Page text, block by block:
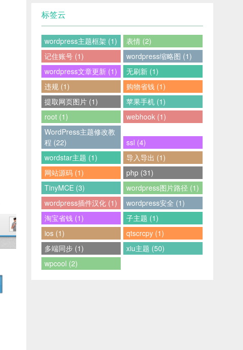
标签云
wordpress主题框架 (1)
表情 (2)
记住账号 (1)
wordpress缩略图 (1)
wordpress文章更新 (1)
无刷新 (1)
违规 (1)
购物省钱 (1)
提取网页图片 (1)
苹果手机 (1)
root (1)
webhook (1)
WordPress主题修改教
程 (22)
ssl (4)
wordstar主题 (1)
导入导出 (1)
网站源码 (1)
php (31)
TinyMCE (3)
wordpress图片路径 (1)
wordpress插件汉化 (1)
wordpress安全 (1)
淘宝省钱 (1)
子主题 (1)
ios (1)
qtscrcpy (1)
多端同步 (1)
xiu主题 (50)
wpcool (2)